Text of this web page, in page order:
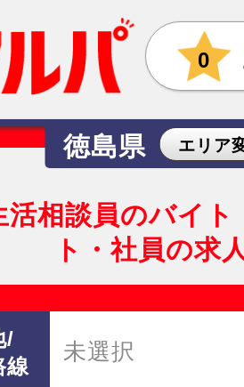
0
徳島県 エリア
活相談員のバイ
ト・社員の求
/
線
未選択